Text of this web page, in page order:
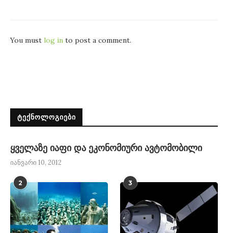
You must log in to post a comment.
ᲢᲔᲥᲜᲝᲚᲝᲒᲘᲔᲑᲘ
ყველაზე იაფი და ეკონომიური ავტომობილი
იანვარი 10, 2012
2 3